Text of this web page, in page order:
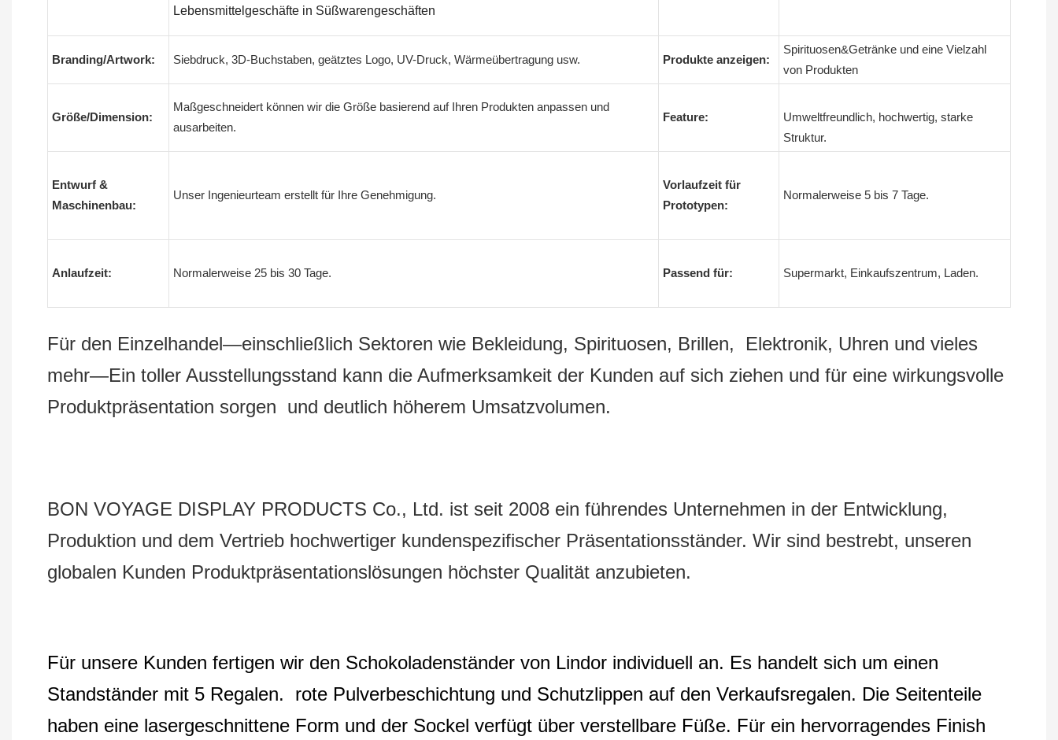
Lebensmittelgeschäfte in Süßwarengeschäften
Branding/Artwork: Siebdruck, 3D-Buchstaben, geätztes Logo, UV-Druck, Wärmeübertragung usw. Produkte anzeigen:
Spirituosen&Getränke und eine Vielzahl
von Produkten
Größe/Dimension:
Maßgeschneidert können wir die Größe basierend auf Ihren Produkten anpassen und
ausarbeiten.
Feature:
Umweltfreundlich, hochwertig, starke
Struktur.
Entwurf &
Maschinenbau:
Unser Ingenieurteam erstellt für Ihre Genehmigung.
Vorlaufzeit für
Prototypen:
Normalerweise 5 bis 7 Tage.
Anlaufzeit: Normalerweise 25 bis 30 Tage. Passend für: Supermarkt, Einkaufszentrum, Laden.
Für den Einzelhandel—einschließlich Sektoren wie Bekleidung, Spirituosen, Brillen, Elektronik, Uhren und vieles
mehr—Ein toller Ausstellungsstand kann die Aufmerksamkeit der Kunden auf sich ziehen und für eine wirkungsvolle
Produktpräsentation sorgen und deutlich höherem Umsatzvolumen.
BON VOYAGE DISPLAY PRODUCTS Co., Ltd. ist seit 2008 ein führendes Unternehmen in der Entwicklung,
Produktion und dem Vertrieb hochwertiger kundenspezifischer Präsentationsständer. Wir sind bestrebt, unseren
globalen Kunden Produktpräsentationslösungen höchster Qualität anzubieten.
Für unsere Kunden fertigen wir den Schokoladenständer von Lindor individuell an. Es handelt sich um einen
Standständer mit 5 Regalen. rote Pulverbeschichtung und Schutzlippen auf den Verkaufsregalen. Die Seitenteile
haben eine lasergeschnittene Form und der Sockel verfügt über verstellbare Füße. Für ein hervorragendes Finish